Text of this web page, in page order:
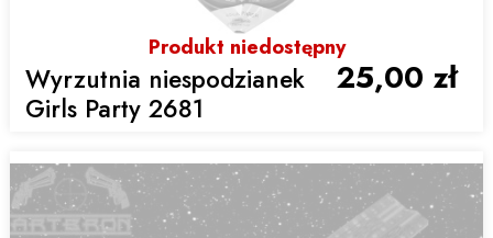
Produkt niedostępny
Wyrzutnia niespodzianek
Girls Party 2681
25,00 zł